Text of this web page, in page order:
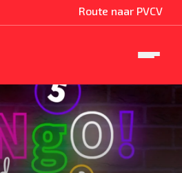
Route naar PVCV